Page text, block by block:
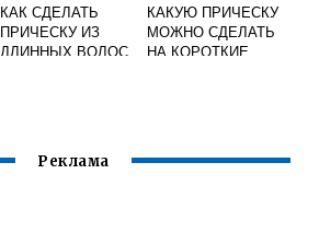
КАК СДЕЛАТЬ
ПРИЧЕСКУ ИЗ
ДЛИННЫХ ВОЛОС
КАКУЮ ПРИЧЕСКУ
МОЖНО СДЕЛАТЬ
НА КОРОТКИЕ
Реклама